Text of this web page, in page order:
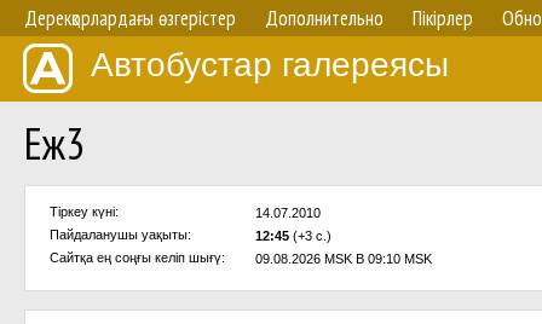
Дерекқорлардағы өзгерістер Дополнительно Пікірлер
Автобустар галереясы
Еж3
Тіркеу күні:
14.07.2010
Пайдаланушы уақыты:
12:45 (+3 с.)
Сайтқа ең соңғы келіп шығү:
09.08.2026 MSK В 09:10 MSK